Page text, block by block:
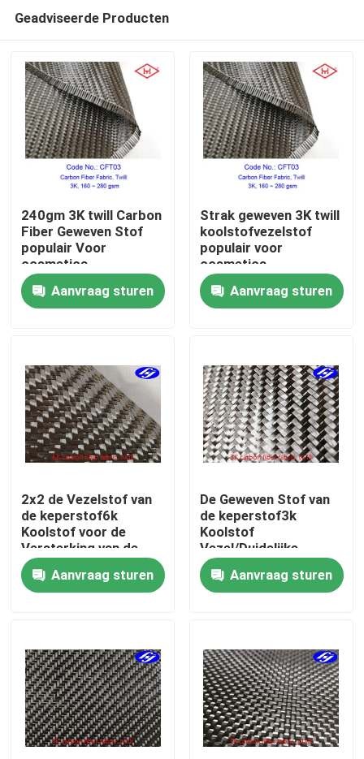
Thuis
Videos
Over ons
Fabrieksreis
Kwaliteitscontrole
Contacteer ons
nieuws
Vraag een offerte aan
De Stof van koolstofaramid
Geadviseerde Producten
240gm 3K twill Carbon
Fiber Geweven Stof
populair Voor
cosmetica
Aanvraag sturen
Strak geweven 3K twill
koolstofvezelstof
populair voor
cosmetica
Aanvraag sturen
2x2 de Vezelstof van
de keperstof6k
Koolstof voor de
Versterking van de
Jachtrompconstructie
Aanvraag sturen
De Geweven Stof van
de keperstof3k
Koolstof
Vezel/Duidelijke
Koolstofvezel voor
Autodecoratie
Aanvraag sturen